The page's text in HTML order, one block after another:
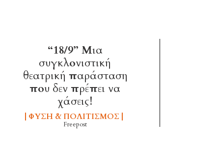
“18/9” Μια
συγκλονιστική
θεατρική παράσταση
που δεν πρέπει να
χάσεις!
ΦΎΣΗ & ΠΟΛΙΤΙΣΜΌΣ
Freepost